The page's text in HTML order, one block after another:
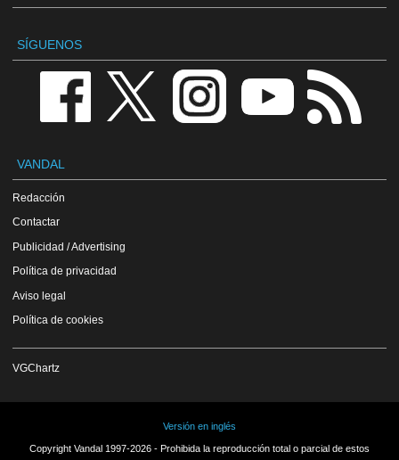
SÍGUENOS
VANDAL
Redacción
Contactar
Publicidad / Advertising
Política de privacidad
Aviso legal
Política de cookies
VGChartz
Versión en inglés
Copyright Vandal 1997-2026 - Prohibida la reproducción total o parcial de estos